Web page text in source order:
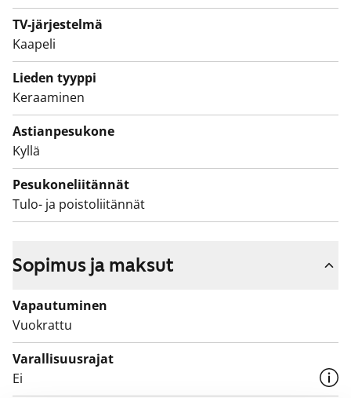
TV-järjestelmä
Kaapeli
Lieden tyyppi
Keraaminen
Astianpesukone
Kyllä
Pesukoneliitännät
Tulo- ja poistoliitännät
Sopimus ja maksut
Vapautuminen
Vuokrattu
Varallisuusrajat
Ei